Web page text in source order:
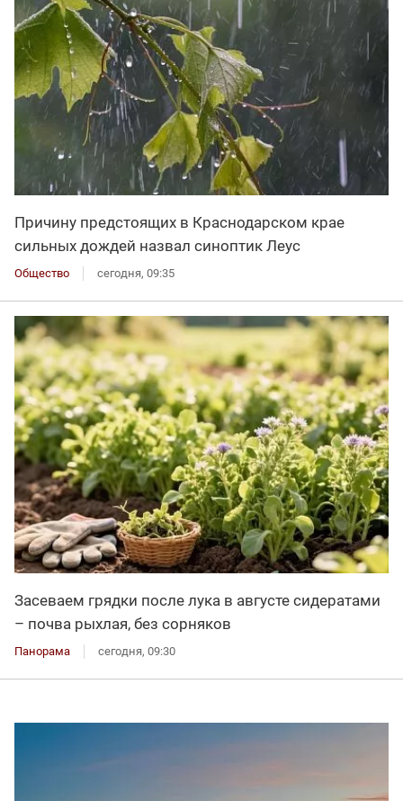
Причину предстоящих в Краснодарском крае
сильных дождей назвал синоптик Леус
Общество сегодня, 09:35
Засеваем грядки после лука в августе сидератами
– почва рыхлая, без сорняков
Панорама сегодня, 09:30